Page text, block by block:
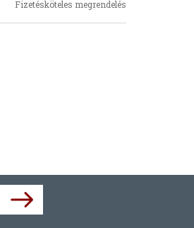
Fizetésköteles megrendelés